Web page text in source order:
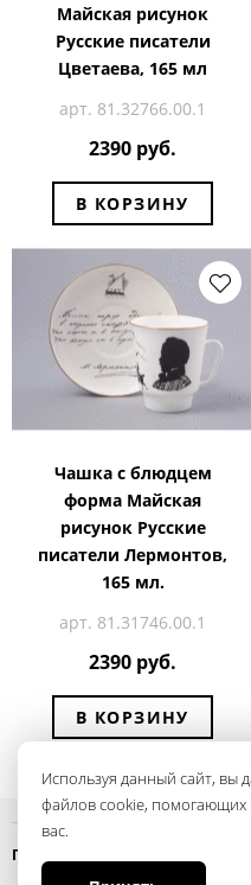
Майская рисунок
Русские писатели
Цветаева, 165 мл
арт. 81.32766.00.1
2390 руб.
В КОРЗИНУ
Чашка с блюдцем
форма Майская
рисунок Русские
писатели Лермонтов,
165 мл.
арт. 81.31746.00.1
2390 руб.
В КОРЗИНУ
Используя данный сайт, вы
файлов cookie, помогающих
вас.
Политика конфиденциальности